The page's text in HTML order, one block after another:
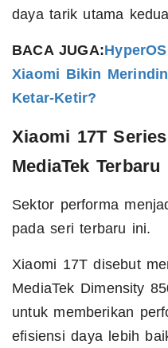
daya tarik utama
BACA JUGA:
Xiaomi Bikin
Ketar-Ketir?
Xiaomi 17T
MediaTek Terbaru
Sektor performa
pada seri terbaru ini.
Xiaomi 17T disebut
MediaTek Dimensity
untuk memberikan
efisiensi daya lebih